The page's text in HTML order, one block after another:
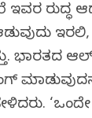
ವಿರುದ್ಧ